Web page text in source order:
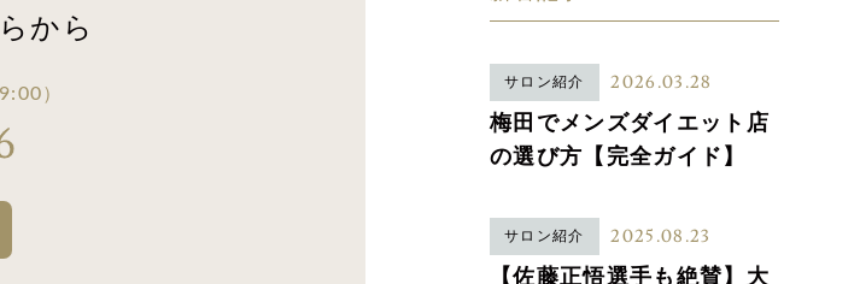
から
）
サロン紹介 2026.03.28
梅田でメンズダイエット店
の選び方【完全ガイド】
サロン紹介 2025.08.23
【佐藤正悟選手も絶賛】大